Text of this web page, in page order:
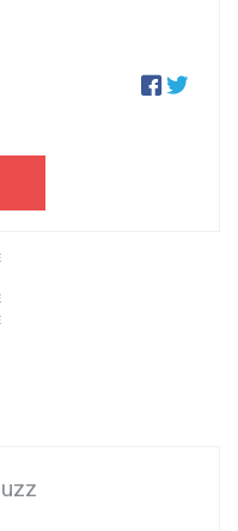

